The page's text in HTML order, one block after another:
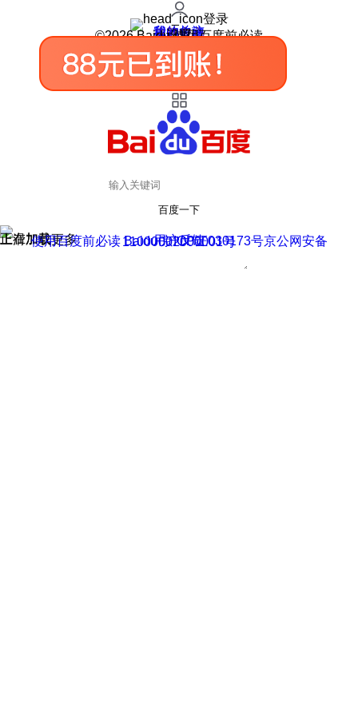
登录
我的关注
我的收藏
皮肤中心
用户反馈
设置
©2026 Baidu 使用百度前必读
百度一下
正在加载
上滑加载更多 用户反馈
使用百度前必读 Baidu 京ICP证030173号
京公网安备11000002000001号